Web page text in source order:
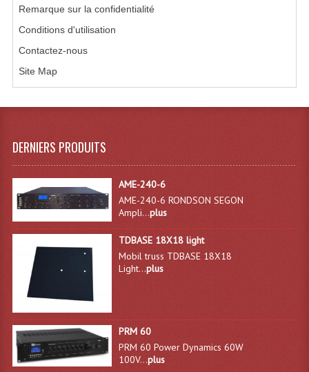
Table Mixages Et Contrôleurs & Consoles
Controleurs DJ USB / MP3
Consoles Sono Et Studio
Consoles Amplifiées
Changeurs De Couleurs
Déco Light
Remarque sur la confidentialité
Conditions d'utilisation
Contactez-nous
Site Map
DERNIERS PRODUITS
AME-240-6
AME-240-6 RONDSON SEGON
Ampli...plus
TDBASE 18X18 light
Mobil truss TDBASE 18X18
Light...plus
PRM 60
PRM 60 Power Dynamics 60W
100V...plus